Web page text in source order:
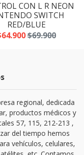
CON L R NEON
SWITCH
RED/BLUE
$69.900
regional, dedicada
productos médicos y
57, 115, 212-213 ,
del tiempo hemos
vehículos, celulares,